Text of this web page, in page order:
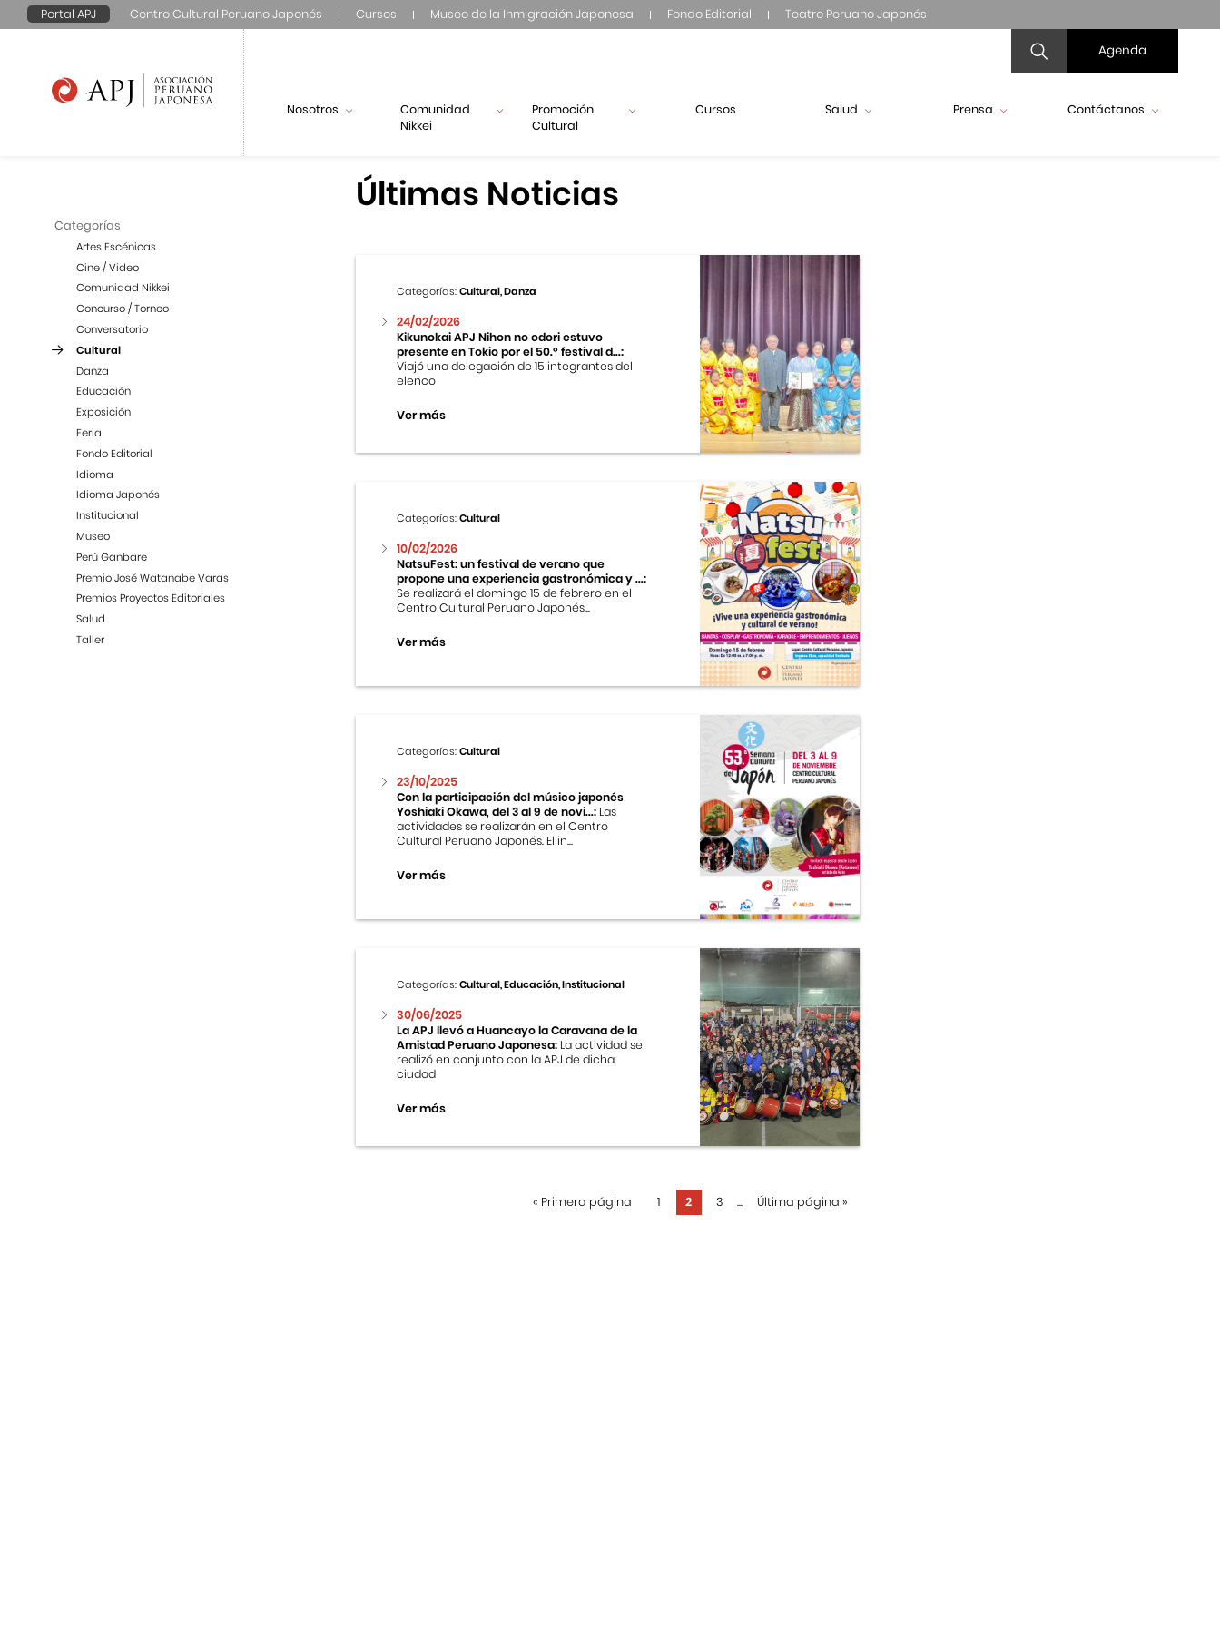
Portal APJ Centro Cultural Peruano Japonés Cursos Museo de la Inmigración Japonesa Fondo Editorial Teatro Peruano Japonés
Agenda
Nosotros
Comunidad
Nikkei
Promoción
Cultural
Cursos Salud Prensa Contáctanos
Categorías
Artes Escénicas
Cine / Video
Comunidad Nikkei
Concurso / Torneo
Conversatorio
Cultural
Danza
Educación
Exposición
Feria
Fondo Editorial
Idioma
Idioma Japonés
Institucional
Museo
Perú Ganbare
Premio José Watanabe Varas
Premios Proyectos Editoriales
Salud
Taller
Últimas Noticias
Categorías:Cultural, Danza
24/02/2026
Kikunokai APJ Nihon no odori estuvo
presente en Tokio por el 50.º festival d...:
Viajó una delegación de 15 integrantes del
elenco
Ver más
Categorías:Cultural
10/02/2026
NatsuFest: un festival de verano que
propone una experiencia gastronómica y ...:
Se realizará el domingo 15 de febrero en el
Centro Cultural Peruano Japonés...
Ver más
Categorías:Cultural
23/10/2025
Con la participación del músico japonés
Yoshiaki Okawa, del 3 al 9 de novi...: Las
actividades se realizarán en el Centro
Cultural Peruano Japonés. El in...
Ver más
Categorías:Cultural, Educación, Institucional
30/06/2025
La APJ llevó a Huancayo la Caravana de la
Amistad Peruano Japonesa: La actividad se
realizó en conjunto con la APJ de dicha
ciudad
Ver más
« Primera página 1 2 3 ... Última página »